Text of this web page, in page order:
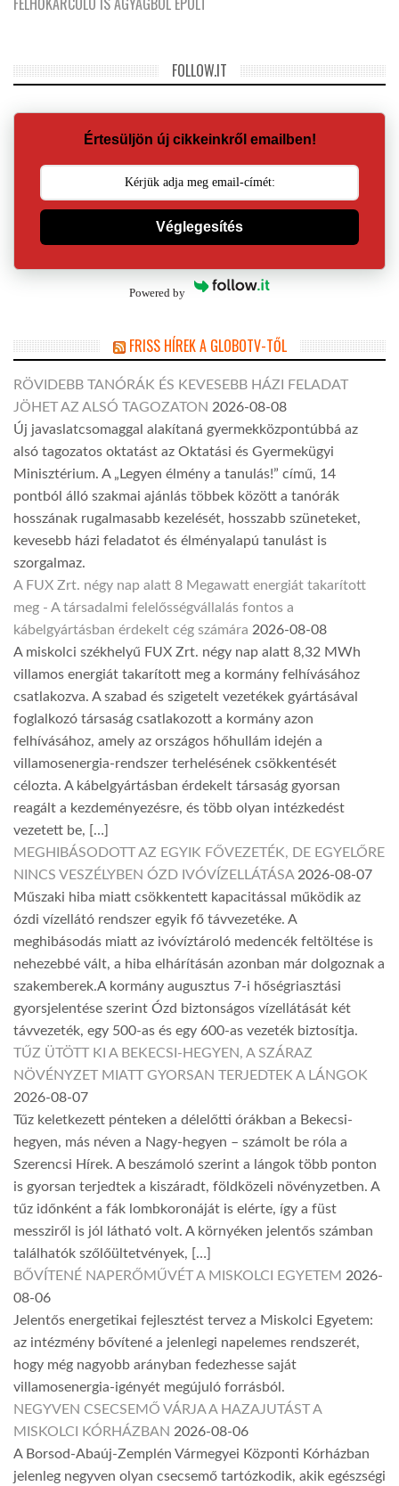
FOLLOW.IT
Értesüljön új cikkeinkről emailben!
Véglegesítés
Powered by
FRISS HÍREK A GLOBOTV-TŐL
RÖVIDEBB TANÓRÁK ÉS KEVESEBB HÁZI FELADAT
JÖHET AZ ALSÓ TAGOZATON 2026-08-08
Új javaslatcsomaggal alakítaná gyermekközpontúbbá az
alsó tagozatos oktatást az Oktatási és Gyermekügyi
Minisztérium. A „Legyen élmény a tanulás!” című, 14
pontból álló szakmai ajánlás többek között a tanórák
hosszának rugalmasabb kezelését, hosszabb szüneteket,
kevesebb házi feladatot és élményalapú tanulást is
szorgalmaz.
A FUX Zrt. négy nap alatt 8 Megawatt energiát takarított
meg - A társadalmi felelősségvállalás fontos a
kábelgyártásban érdekelt cég számára 2026-08-08
A miskolci székhelyű FUX Zrt. négy nap alatt 8,32 MWh
villamos energiát takarított meg a kormány felhívásához
csatlakozva. A szabad és szigetelt vezetékek gyártásával
foglalkozó társaság csatlakozott a kormány azon
felhívásához, amely az országos hőhullám idején a
villamosenergia-rendszer terhelésének csökkentését
célozta. A kábelgyártásban érdekelt társaság gyorsan
reagált a kezdeményezésre, és több olyan intézkedést
vezetett be, […]
MEGHIBÁSODOTT AZ EGYIK FŐVEZETÉK, DE EGYELŐRE
NINCS VESZÉLYBEN ÓZD IVÓVÍZELLÁTÁSA 2026-08-07
Műszaki hiba miatt csökkentett kapacitással működik az
ózdi vízellátó rendszer egyik fő távvezetéke. A
meghibásodás miatt az ivóvíztároló medencék feltöltése is
nehezebbé vált, a hiba elhárításán azonban már dolgoznak a
szakemberek.A kormány augusztus 7-i hőségriasztási
gyorsjelentése szerint Ózd biztonságos vízellátását két
távvezeték, egy 500-as és egy 600-as vezeték biztosítja.
TŰZ ÜTÖTT KI A BEKECSI-HEGYEN, A SZÁRAZ
NÖVÉNYZET MIATT GYORSAN TERJEDTEK A LÁNGOK
2026-08-07
Tűz keletkezett pénteken a délelőtti órákban a Bekecsi-
hegyen, más néven a Nagy-hegyen – számolt be róla a
Szerencsi Hírek. A beszámoló szerint a lángok több ponton
is gyorsan terjedtek a kiszáradt, földközeli növényzetben. A
tűz időnként a fák lombkoronáját is elérte, így a füst
messziről is jól látható volt. A környéken jelentős számban
találhatók szőlőültetvények, […]
BŐVÍTENÉ NAPERŐMŰVÉT A MISKOLCI EGYETEM 2026-
08-06
Jelentős energetikai fejlesztést tervez a Miskolci Egyetem:
az intézmény bővítené a jelenlegi napelemes rendszerét,
hogy még nagyobb arányban fedezhesse saját
villamosenergia-igényét megújuló forrásból.
NEGYVEN CSECSEMŐ VÁRJA A HAZAJUTÁST A
MISKOLCI KÓRHÁZBAN 2026-08-06
A Borsod-Abaúj-Zemplén Vármegyei Központi Kórházban
jelenleg negyven olyan csecsemő tartózkodik, akik egészségi